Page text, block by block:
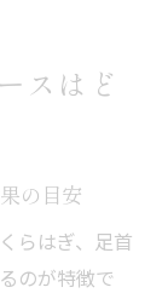
スはど
の目安
らはぎ、足首
のが特徴で